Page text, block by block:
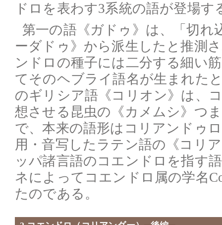
ドロを表わす3系統の語が登場す
第一の語《ガドゥ》は、「切れ
ーダドゥ》から派生したと推測
ンドロの種子には二分する細い
てそのヘブライ語名が生まれた
のギリシア語《コリオン》は、
想させる昆虫の《カメムシ》つ
で、本来の語形はコリアンドゥ
用・音写したラテン語の《コリ
ッパ諸言語のコエンドロを指す
ネによってコエンドロ属の学名
たのである。